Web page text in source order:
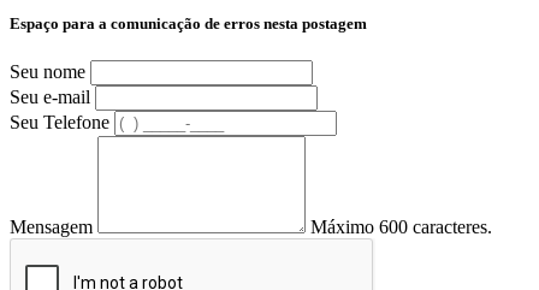
Espaço para a comunicação de erros nesta postagem
Seu nome
Seu e-mail
Seu Telefone
Mensagem Máximo 600 caracteres.